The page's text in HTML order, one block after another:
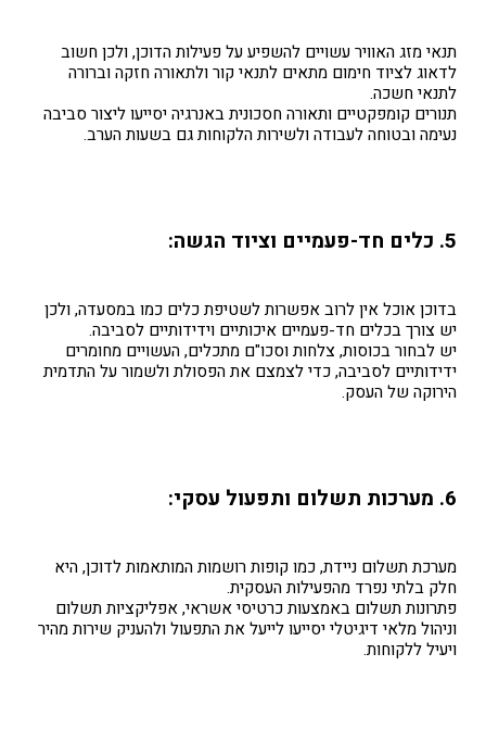
תנאי מזג האוויר עשויים להשפיע על פעילות הדוכן, ולכן חשוב
לדאוג לציוד חימום מתאים לתנאי קור ולתאורה חזקה וברורה
לתנאי חשכה.
תנורים קומפקטיים ותאורה חסכונית באנרגיה יסייעו ליצור סביבה
נעימה ובטוחה לעבודה ולשירות הלקוחות גם בשעות הערב.
5. כלים חד-פעמיים וציוד הגשה:
בדוכן אוכל אין לרוב אפשרות לשטיפת כלים כמו במסעדה, ולכן
יש צורך בכלים חד-פעמיים איכותיים וידידותיים לסביבה.
יש לבחור בכוסות, צלחות וסכו"ם מתכלים, העשויים מחומרים
ידידותיים לסביבה, כדי לצמצם את הפסולת ולשמור על התדמית
הירוקה של העסק.
6. מערכות תשלום ותפעול עסקי:
מערכת תשלום ניידת, כמו קופות רושמות המותאמות לדוכן, היא
חלק בלתי נפרד מהפעילות העסקית.
פתרונות תשלום באמצעות כרטיסי אשראי, אפליקציות תשלום
וניהול מלאי דיגיטלי יסייעו לייעל את התפעול ולהעניק שירות מהיר
ויעיל ללקוחות.